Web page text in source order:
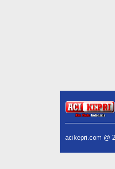
acikepri.com @